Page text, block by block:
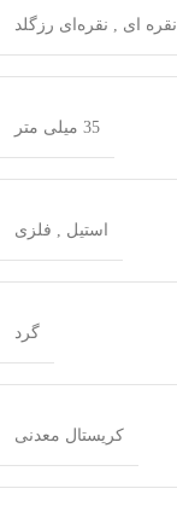
نقره ای نقره‌ای رزگلد
35 میلی متر
استیل فلزی
گرد
کریستال معدنی